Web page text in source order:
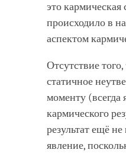
это
происходило в
аспектом
Отсутствие
статичное
моменту (всегда
кармического
результат ещё
явление,